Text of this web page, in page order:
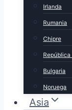
Irlanda
Rumania
Chipre
República
Bulgaria
Noruega
Asia